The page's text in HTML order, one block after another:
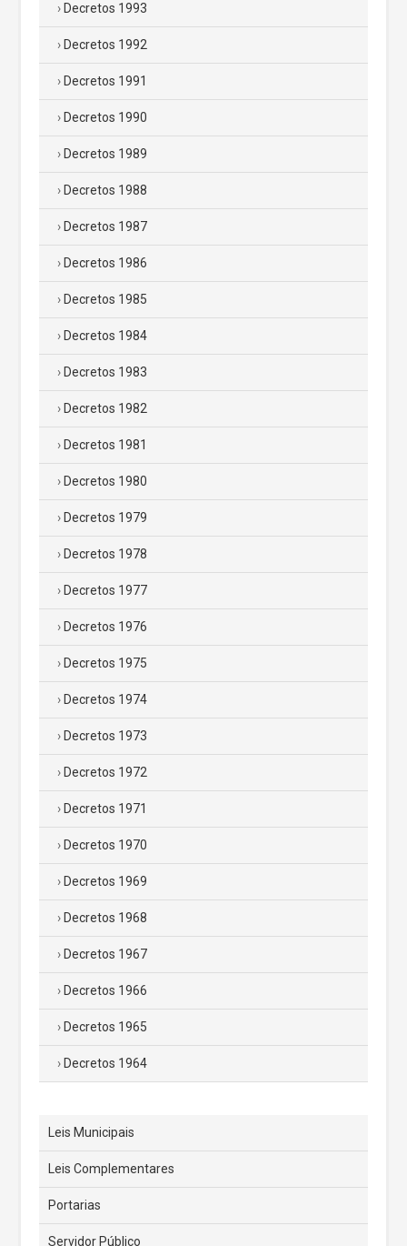
Decretos 1993
Decretos 1992
Decretos 1991
Decretos 1990
Decretos 1989
Decretos 1988
Decretos 1987
Decretos 1986
Decretos 1985
Decretos 1984
Decretos 1983
Decretos 1982
Decretos 1981
Decretos 1980
Decretos 1979
Decretos 1978
Decretos 1977
Decretos 1976
Decretos 1975
Decretos 1974
Decretos 1973
Decretos 1972
Decretos 1971
Decretos 1970
Decretos 1969
Decretos 1968
Decretos 1967
Decretos 1966
Decretos 1965
Decretos 1964
Leis Municipais
Leis Complementares
Portarias
Servidor Público